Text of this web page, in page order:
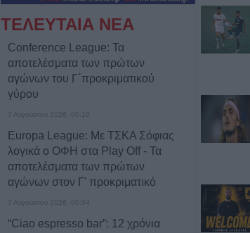
ΤΕΛΕΥΤΑΙΑ ΝΕΑ
Conference League: Τα
αποτελέσματα των πρώτων
αγώνων του Γ΄προκριματικού
γύρου
7 Αυγούστου 2026, 00:10
Europa League: Με ΤΣΚΑ Σόφιας
λογικά ο ΟΦΗ στα Play Off - Τα
αποτελέσματα των πρώτων
αγώνων στον Γ' προκριματικό
7 Αυγούστου 2026, 00:04
“Ciao espresso bar”: 12 χρόνια